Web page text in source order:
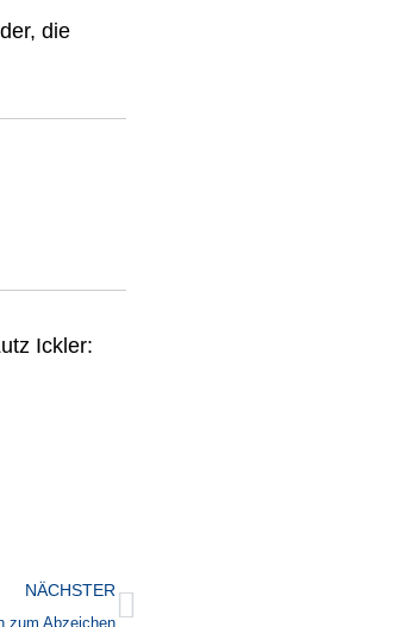
die
Ickler:
NÄCHSTER
zum Abzeichen
Nächster